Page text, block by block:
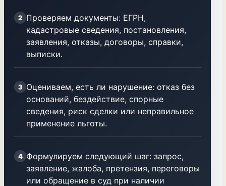
2 Проверяем документы: ЕГРН,
кадастровые сведения, постановления,
заявления, отказы, договоры, справки,
выписки.
3 Оцениваем, есть ли нарушение: отказ без
оснований, бездействие, спорные
сведения, риск сделки или неправильное
применение льготы.
4 Формулируем следующий шаг: запрос,
заявление, жалоба, претензия, переговоры
или обращение в суд при наличии